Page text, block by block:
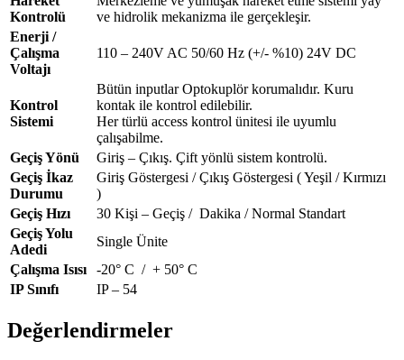
Kontrolü
ve hidrolik mekanizma ile gerçekleşir.
Enerji /
Çalışma
Voltajı
110 – 240V AC 50/60 Hz (+/- %10) 24V DC
Kontrol
Sistemi
Bütün inputlar Optokuplör korumalıdır. Kuru
kontak ile kontrol edilebilir.
Her türlü access kontrol ünitesi ile uyumlu
çalışabilme.
Geçiş Yönü
Giriş – Çıkış. Çift yönlü sistem kontrolü.
Geçiş İkaz
Durumu
Giriş Göstergesi / Çıkış Göstergesi ( Yeşil / Kırmızı
)
Geçiş Hızı
30 Kişi – Geçiş / Dakika / Normal Standart
Geçiş Yolu
Adedi
Single Ünite
Çalışma Isısı
-20° C / + 50° C
IP Sınıfı
IP – 54
Değerlendirmeler